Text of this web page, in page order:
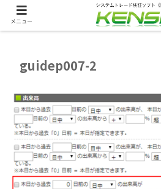
guidep007-2
メニュー